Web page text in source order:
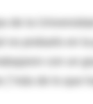
de la
no probarlo en
con un
de lo que